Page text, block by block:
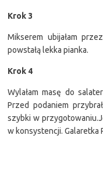
Krok 3
Mikserem ubijałam
powstałą lekka pianka.
Krok 4
Wylałam masę do
Przed podaniem
szybki w
w konsystencji. Galaretka